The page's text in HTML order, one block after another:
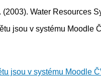
(2003). Water Resources
jsou v systému Moodle
jsou v systému Moodle